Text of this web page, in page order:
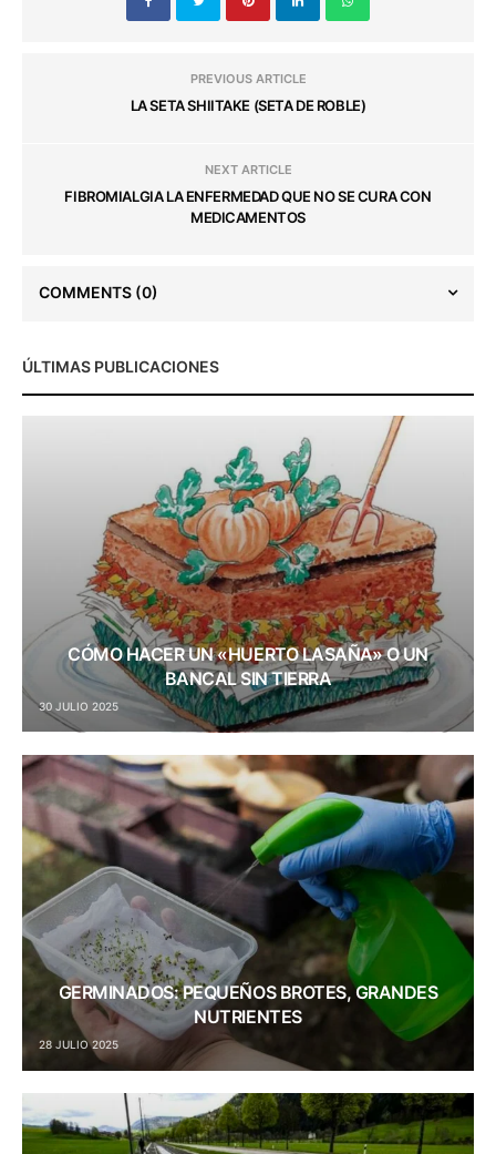
PREVIOUS ARTICLE
LA SETA SHIITAKE (SETA DE ROBLE)
NEXT ARTICLE
FIBROMIALGIA LA ENFERMEDAD QUE NO SE CURA CON
MEDICAMENTOS
COMMENTS (0)
ÚLTIMAS PUBLICACIONES
CÓMO HACER UN «HUERTO LASAÑA» O UN
BANCAL SIN TIERRA
30 JULIO 2025
GERMINADOS: PEQUEÑOS BROTES, GRANDES
NUTRIENTES
28 JULIO 2025